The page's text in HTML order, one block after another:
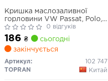
Кришка маслозаливної
горловини VW Passat, Polo,
Caddy II, Golf II-IV 83->
(TOPRAN)
0 відгуків
186 ₴
сьогодні
закінчується
Артикул:
102 747
TOPRAN
Китай